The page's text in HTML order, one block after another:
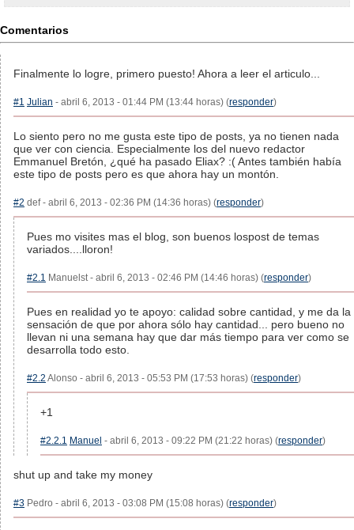
Comentarios
Finalmente lo logre, primero puesto! Ahora a leer el articulo...
#1 Julian - abril 6, 2013 - 01:44 PM (13:44 horas) (responder)
Lo siento pero no me gusta este tipo de posts, ya no tienen nada
que ver con ciencia. Especialmente los del nuevo redactor
Emmanuel Bretón, ¿qué ha pasado Eliax? :( Antes también había
este tipo de posts pero es que ahora hay un montón.
#2 def - abril 6, 2013 - 02:36 PM (14:36 horas) (responder)
Pues mo visites mas el blog, son buenos lospost de temas
variados....lloron!
#2.1 Manuelst - abril 6, 2013 - 02:46 PM (14:46 horas) (responder)
Pues en realidad yo te apoyo: calidad sobre cantidad, y me da la
sensación de que por ahora sólo hay cantidad... pero bueno no
llevan ni una semana hay que dar más tiempo para ver como se
desarrolla todo esto.
#2.2 Alonso - abril 6, 2013 - 05:53 PM (17:53 horas) (responder)
+1
#2.2.1 Manuel - abril 6, 2013 - 09:22 PM (21:22 horas) (responder)
shut up and take my money
#3 Pedro - abril 6, 2013 - 03:08 PM (15:08 horas) (responder)